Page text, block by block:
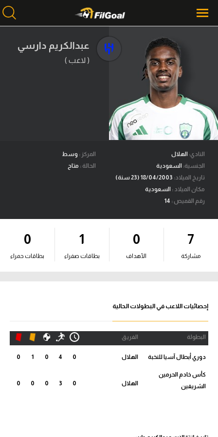
محتوى إخباري
الرئيسية
أخبار
ميركاتو
فانتازي في الجول
مسابقة التوقعات
فيديوهات
آراء حرة
ركن الألعاب
الدوري المصري
الدوري الإنجليزي الممتاز
الدوري الإيطالي
الدوري الفرنسي
عبدالكريم دارسي
( لاعب )
النادي: الهلال
الجنسية: السعودية
تاريخ الميلاد:
مكان الميلاد : السعودية
رقم القميص :
المركز : وسط
الحالة : متاح
7
مشاركة
0
الأهداف
1
بطاقات صفراء
0
بطاقات حمراء
إحصائيات اللاعب في البطولات الحالية
البطولة الفريق
دوري أبطال آسيا للنخبة الهلال 0
4
0
1
0
كأس خادم الحرمين
الشريفين
الهلال 0
3
0
0
0